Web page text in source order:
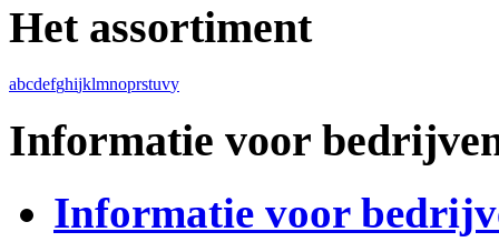
Het assortiment
abcdefghijklmnoprstuvy
Informatie voor
Informatie voor